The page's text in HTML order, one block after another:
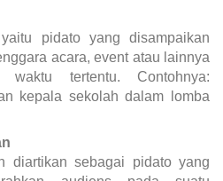
pidato yang disampaikan
acara, event atau lainnya
waktu tertentu. Contohnya:
kepala sekolah dalam lomba
diartikan sebagai pidato yang